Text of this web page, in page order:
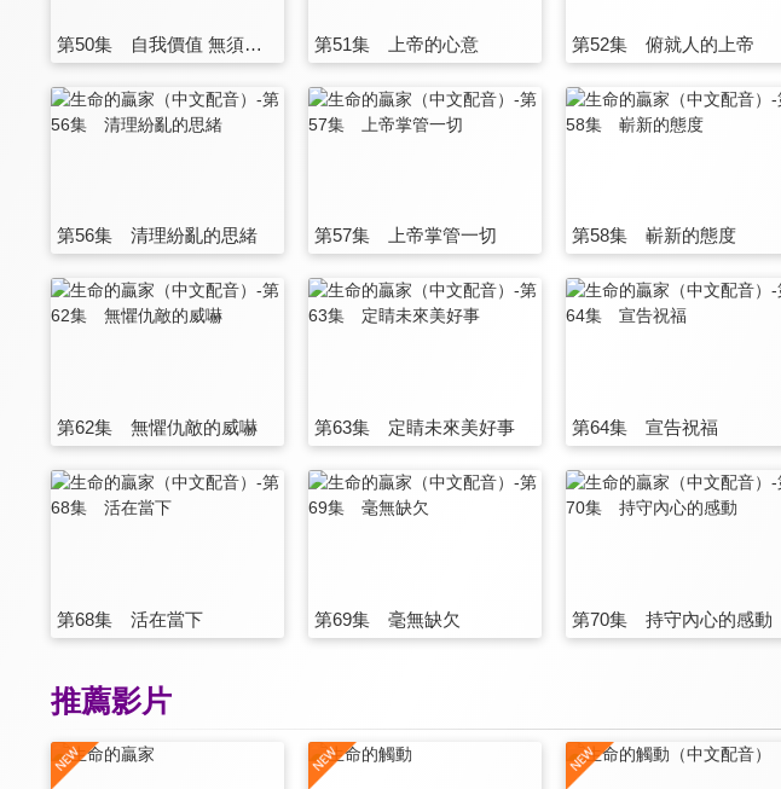
第50集 自我價值 無須證明 第51集 上帝的心意 第52集 俯就人的上帝
第56集 清理紛亂的思緒 第57集 上帝掌管一切 第58集 嶄新的態度
第62集 無懼仇敵的威嚇 第63集 定睛未來美好事 第64集 宣告祝福
第68集 活在當下 第69集 毫無缺欠 第70集 持守內心的感動
推薦影片